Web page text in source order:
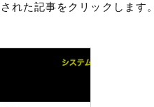
れた記事をクリックします